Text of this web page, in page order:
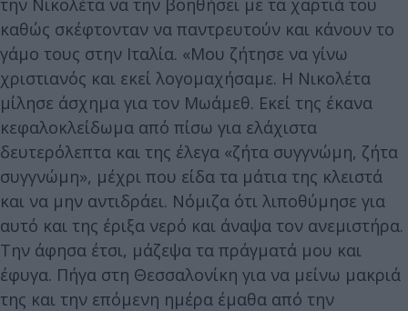
την Νικολέτα να την βοηθήσει με τα χαρτιά του
καθώς σκέφτονταν να παντρευτούν και κάνουν το
γάμο τους στην Ιταλία. «Μου ζήτησε να γίνω
χριστιανός και εκεί λογομαχήσαμε. Η Νικολέτα
μίλησε άσχημα για τον Μωάμεθ. Εκεί της έκανα
κεφαλοκλείδωμα από πίσω για ελάχιστα
δευτερόλεπτα και της έλεγα «ζήτα συγγνώμη, ζήτα
συγγνώμη», μέχρι που είδα τα μάτια της κλειστά
και να μην αντιδράει. Νόμιζα ότι λιποθύμησε για
αυτό και της έριξα νερό και άναψα τον ανεμιστήρα.
Την άφησα έτσι, μάζεψα τα πράγματά μου και
έφυγα. Πήγα στη Θεσσαλονίκη για να μείνω μακριά
της και την επόμενη ημέρα έμαθα από την